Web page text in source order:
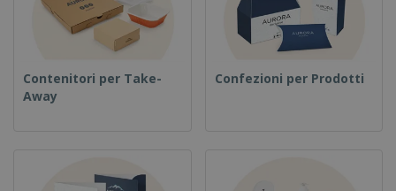
Contenitori per Take-
Away
Confezioni per Prodotti